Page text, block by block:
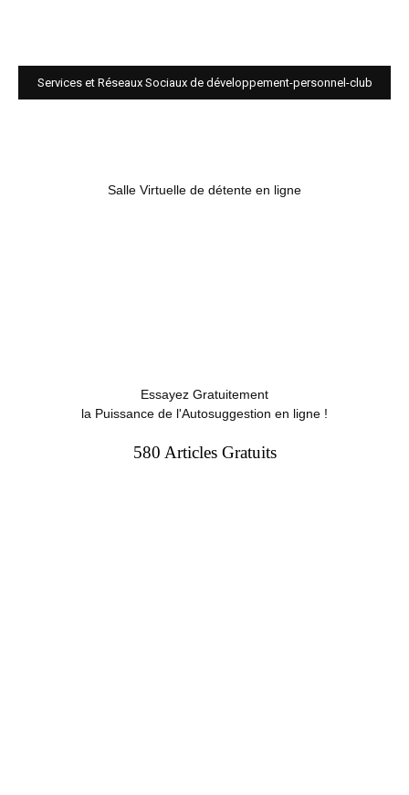
Services et Réseaux Sociaux de développement-personnel-club
Salle Virtuelle de détente en ligne
Essayez Gratuitement
la Puissance de l'Autosuggestion en ligne !
580 Articles Gratuits